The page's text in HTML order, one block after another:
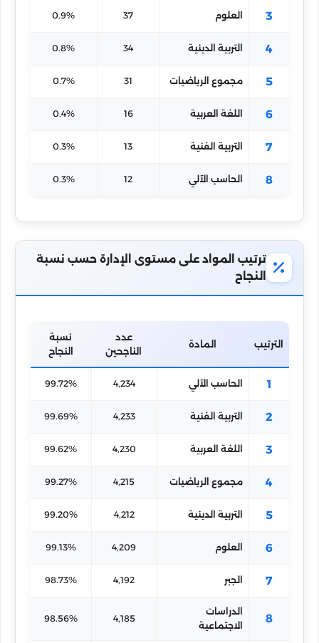
3 العلوم 37
0.9%
4 التربية الدينية 34
0.8%
5 مجموع الرياضيات 31
0.7%
6 اللغة العربية 16
0.4%
7 التربية الفنية 13
0.3%
8 الحاسب الآلي 12
0.3%
ترتيب المواد على مستوى الإدارة حسب نسبة
النجاح
الترتيب المادة
عدد
الناجحين
نسبة
النجاح
1 الحاسب الآلي 4,234
99.72%
2 التربية الفنية 4,233
99.69%
3 اللغة العربية 4,230
99.62%
4 مجموع الرياضيات 4,215
99.27%
5 التربية الدينية 4,212
99.20%
6 العلوم 4,209
99.13%
7 الجبر 4,192
98.73%
8
الدراسات
الاجتماعية
4,185
98.56%